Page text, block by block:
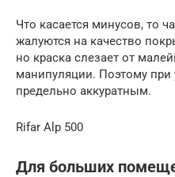
Что касается минусов, то
жалуются на качество
но краска слезает от
манипуляции. Поэтому при
предельно аккуратным.
Rifar Alp 500
Для больших